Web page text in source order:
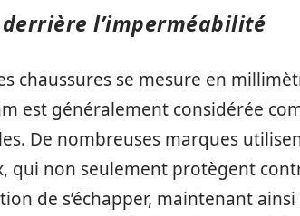
l’imperméabilité
chaussures se mesure en
est généralement considérée
De nombreuses marques
qui non seulement protègent
de s’échapper, maintenant